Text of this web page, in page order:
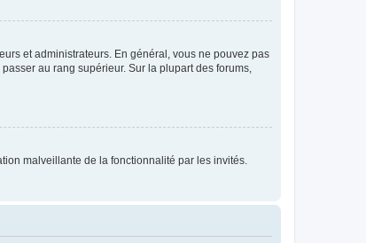
et administrateurs. En général, vous ne pouvez pas
au rang supérieur. Sur la plupart des forums,
malveillante de la fonctionnalité par les invités.